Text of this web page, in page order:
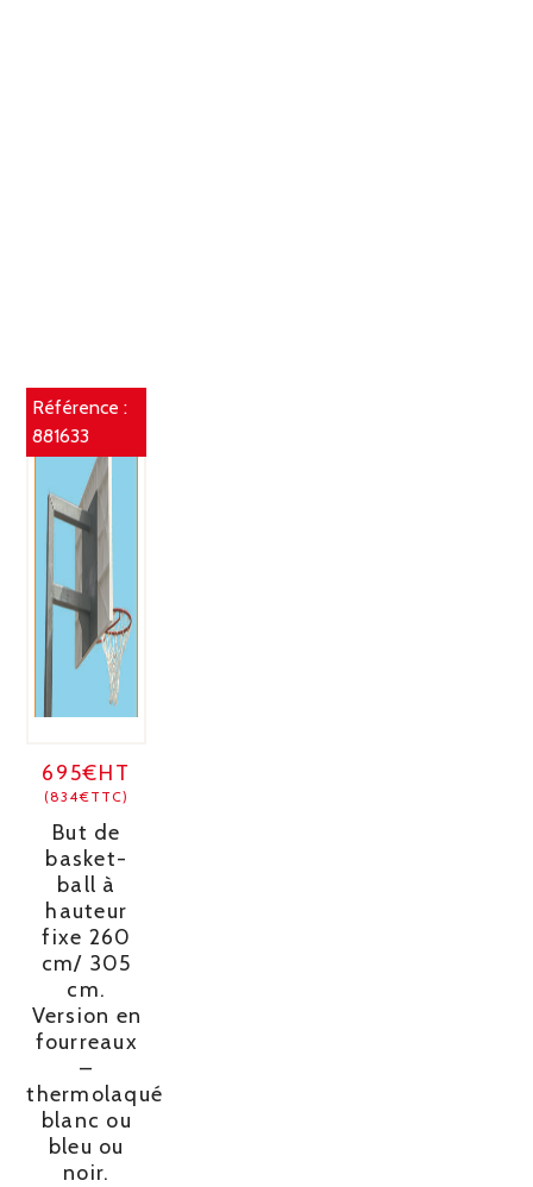
Référence :
881633
695€HT
(834€TTC)
But de
basket-
ball à
hauteur
fixe 260
cm/ 305
cm.
Version en
fourreaux
–
thermolaqué
blanc ou
bleu ou
noir.